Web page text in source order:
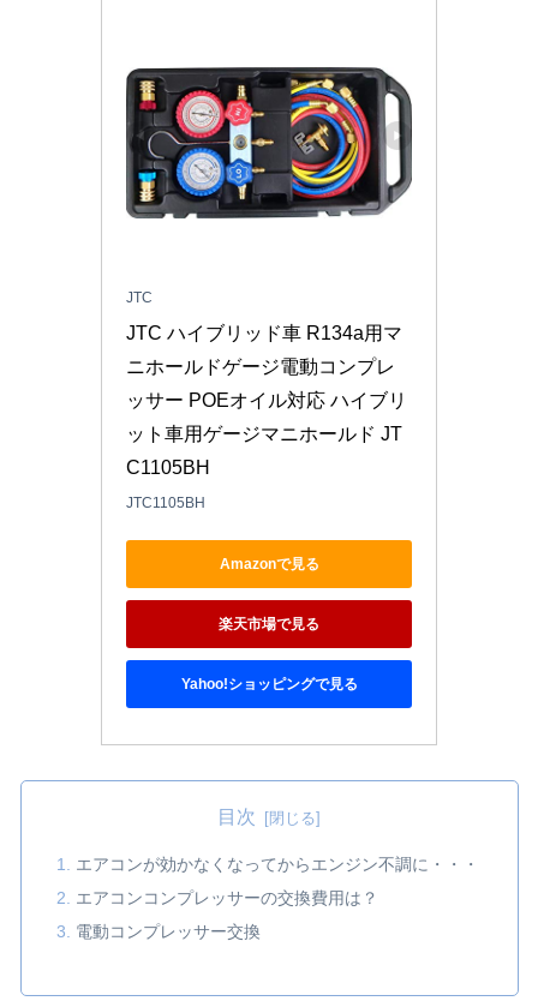
JTC
JTC ハイブリッド車 R134a用マ
ニホールドゲージ電動コンプレ
ッサー POEオイル対応 ハイブリ
ット車用ゲージマニホールド JT
C1105BH
JTC1105BH
Amazonで見る
楽天市場で見る
Yahoo!ショッピングで見る
目次
エアコンが効かなくなってからエンジン不調に・・・
エアコンコンプレッサーの交換費用は？
電動コンプレッサー交換